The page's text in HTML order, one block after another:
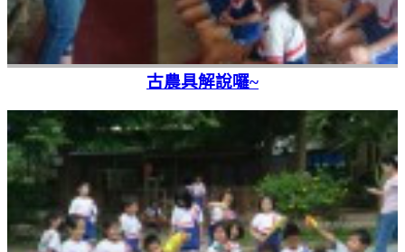
古農具解說囉~